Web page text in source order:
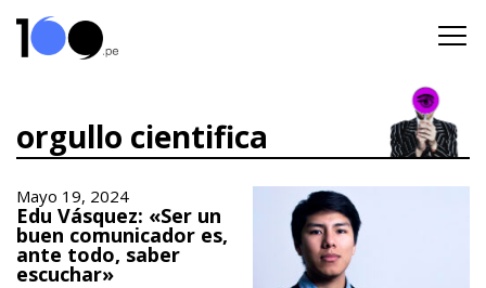
orgullo cientifica
Mayo 19, 2024
Edu Vásquez: «Ser un
buen comunicador es,
ante todo, saber
escuchar»